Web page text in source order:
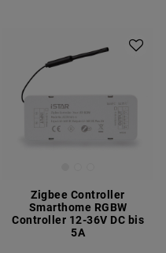
Zigbee Controller
Smarthome RGBW
Controller 12-36V DC bis
5A